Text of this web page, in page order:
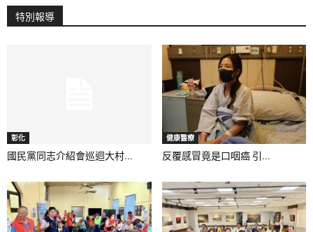
特別報導
彰化
國民黨同志介紹會巡迴大村...
健康醫療
反覆感冒竟是口咽癌 引...